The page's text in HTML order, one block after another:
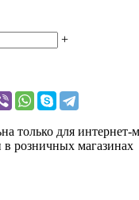
+
только для интернет-
в розничных магазинах